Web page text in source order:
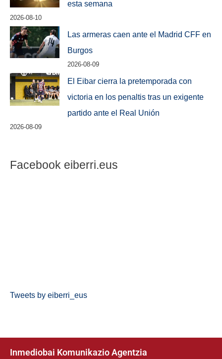
esta semana
2026-08-10
Las armeras caen ante el Madrid CFF en
Burgos
2026-08-09
El Eibar cierra la pretemporada con
victoria en los penaltis tras un exigente
partido ante el Real Unión
2026-08-09
Facebook eiberri.eus
Tweets by eiberri_eus
Inmediobai Komunikazio Agentzia